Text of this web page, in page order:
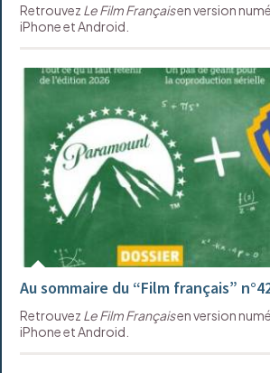
Retrouvez Le Film Françaisen version
iPhone et Android.
Au sommaire du “Film français”
Retrouvez Le Film Françaisen version
iPhone et Android.